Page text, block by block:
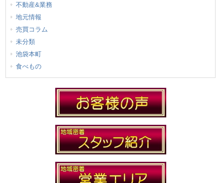
不動産&業務
地元情報
売買コラム
未分類
池袋本町
食べもの